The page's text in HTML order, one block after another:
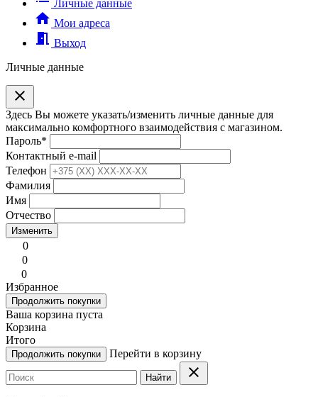
Личные данные
home Мои адреса
meeting_room Выход
Личные данные
clear
Здесь Вы можете указать/изменить личные данные для
максимально комфортного взаимодействия с магазином.
Пароль*
Контактный e-mail
Телефон
Фамилия
Имя
Отчество
Изменить
0
0
0
Избранное
Продолжить покупки
Ваша корзина пуста
Корзина
Итого
Продолжить покупки Перейти в корзину
Найти clear